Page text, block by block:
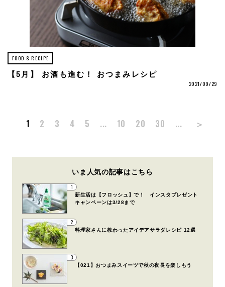
FOOD & RECIPE
【5月】 お酒も進む！ おつまみレシピ
2021/09/29
1 2 3 4 5 ... 10 20 30 ... ＞
いま人気の記事はこちら
1
新生活は【フロッシュ】で！ インスタプレゼント
キャンペーンは3/28まで
2
料理家さんに教わったアイデアサラダレシピ 12選
3
【021】おつまみスイーツで秋の夜長を楽しもう